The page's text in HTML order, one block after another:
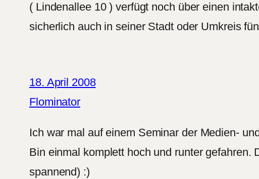
( Lindenallee 10 ) verfügt noch über einen
sicherlich auch in seiner Stadt oder Umkreis
18. April 2008
Flominator
Ich war mal auf einem Seminar der Medien-
Bin einmal komplett hoch und runter
spannend) :)